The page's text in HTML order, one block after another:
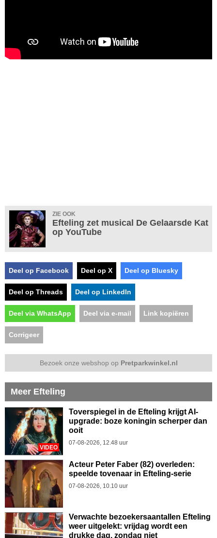
ZIE OOK
Efteling zet musical De Gelaarsde Kat
op YouTube
Deel op Facebook Deel op X Deel op Bluesky
Deel op Threads Deel op LinkedIn
Deel via WhatsApp Deel via e-mail Link kopiëren
Corrigeer
Bezoek onze webshop op Pretparkwinkel.nl
Meer Efteling
VIDEO
Toverspiegel in de Efteling krijgt AI-
upgrade: boze koningin scherper dan
ooit
07-08-2026, 12.48 uur
Acteur Peter Faber (82) overleden:
speelde tovenaar in Efteling-serie
07-08-2026, 10.10 uur
Verwachte bezoekersaantallen Efteling
weer uitgelekt: vrijdag wordt een
drukke dag, zondag niet